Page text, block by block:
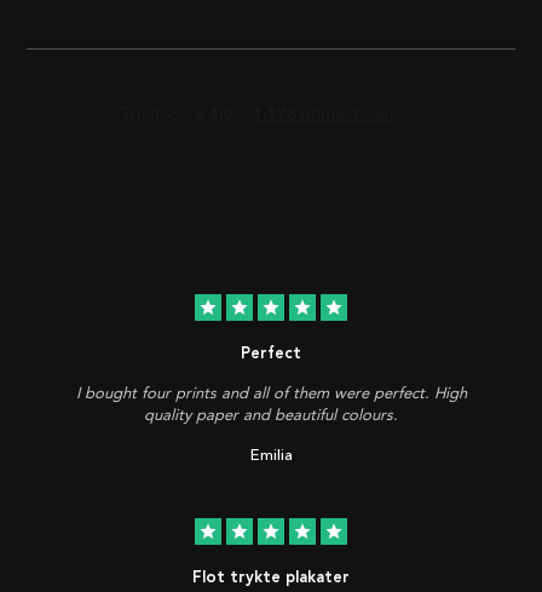
star star star star star
Perfect
I bought four prints and all of them were perfect. High
quality paper and beautiful colours.
Emilia
star star star star star
Flot trykte plakater